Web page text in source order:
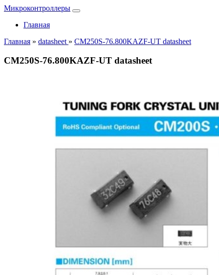
Микроконтроллеры
Главная
Главная » datasheet » CM250S-76.800KAZF-UT datasheet
CM250S-76.800KAZF-UT datasheet